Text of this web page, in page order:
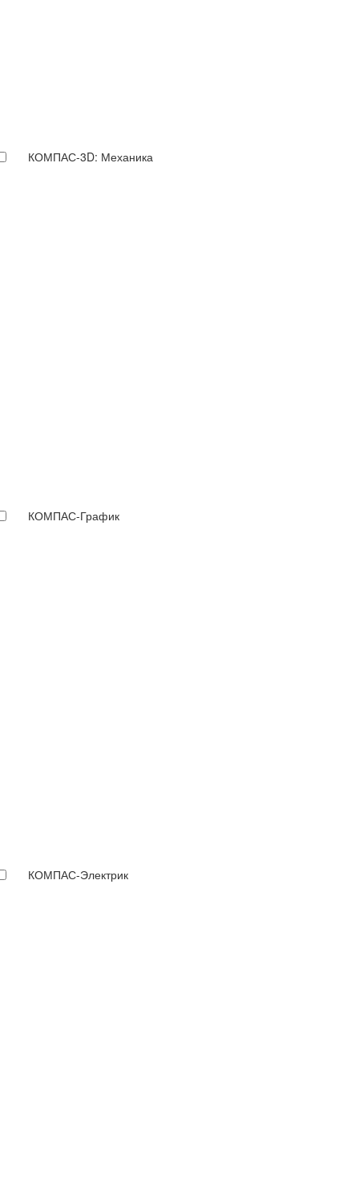
КОМПАС-3D: Механика
КОМПАС-График
КОМПАС-Электрик